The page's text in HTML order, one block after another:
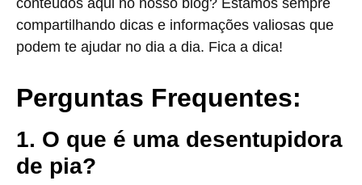
compartilhando dicas e informações valiosas que
podem te ajudar no dia a dia. Fica a dica!
Perguntas Frequentes:
1. O que é uma desentupidora
de pia?